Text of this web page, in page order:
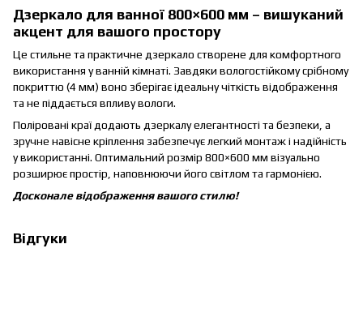
Дзеркало для ванної 800×600 мм – вишуканий
акцент для вашого простору
Це стильне та практичне дзеркало створене для комфортного
використання у ванній кімнаті. Завдяки вологостійкому срібному
покриттю (4 мм) воно зберігає ідеальну чіткість відображення
та не піддається впливу вологи.
Поліровані краї додають дзеркалу елегантності та безпеки, а
зручне навісне кріплення забезпечує легкий монтаж і надійність
у використанні. Оптимальний розмір 800×600 мм візуально
розширює простір, наповнюючи його світлом та гармонією.
Досконале відображення вашого стилю!
Відгуки